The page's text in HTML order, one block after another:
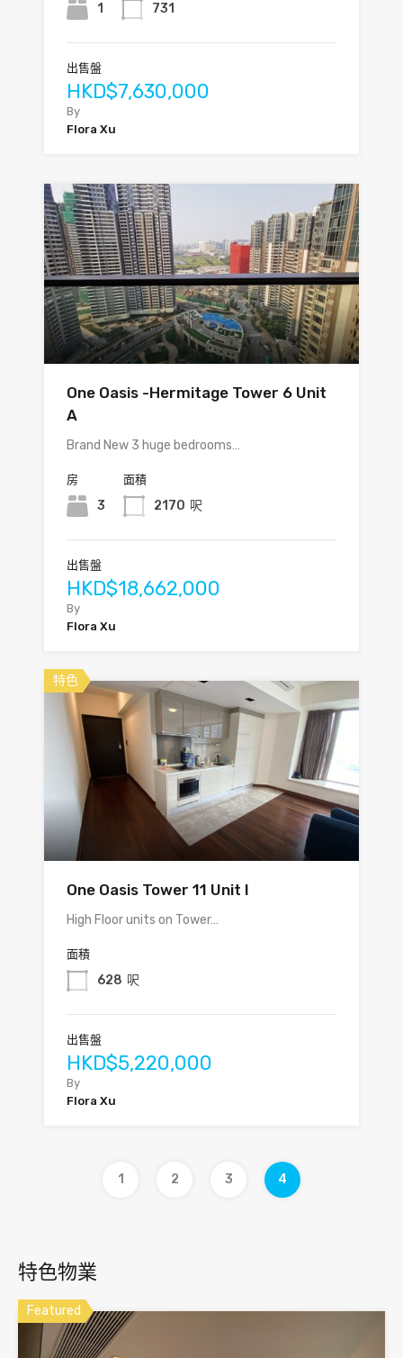
1 731
出售盤
HKD$7,630,000
By
Flora Xu
One Oasis -Hermitage Tower 6 Unit
A
Brand New 3 huge bedrooms…
房
3
面積
2170 呎
出售盤
HKD$18,662,000
By
Flora Xu
特色
One Oasis Tower 11 Unit I
High Floor units on Tower…
面積
628 呎
出售盤
HKD$5,220,000
By
Flora Xu
1 2 3 4
特色物業
Featured